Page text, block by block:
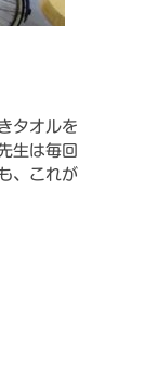
タオルを
生は毎回
、これが